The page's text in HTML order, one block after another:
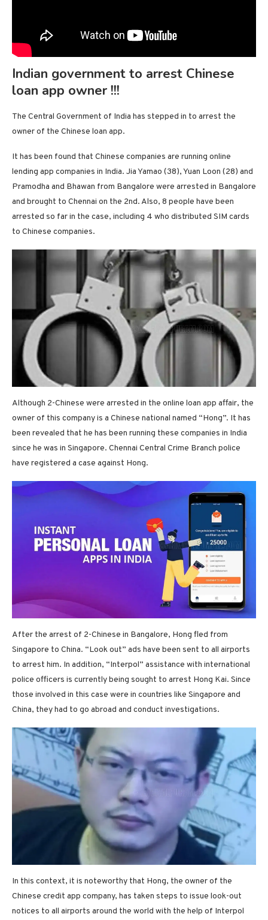
Indian government to arrest Chinese
loan app owner !!!
The Central Government of India has stepped in to arrest the
owner of the Chinese loan app.
It has been found that Chinese companies are running online
lending app companies in India. Jia Yamao (38), Yuan Loon (28) and
Pramodha and Bhawan from Bangalore were arrested in Bangalore
and brought to Chennai on the 2nd. Also, 8 people have been
arrested so far in the case, including 4 who distributed SIM cards
to Chinese companies.
Although 2-Chinese were arrested in the online loan app affair, the
owner of this company is a Chinese national named “Hong”. It has
been revealed that he has been running these companies in India
since he was in Singapore. Chennai Central Crime Branch police
have registered a case against Hong.
After the arrest of 2-Chinese in Bangalore, Hong fled from
Singapore to China. “Look out” ads have been sent to all airports
to arrest him. In addition, “Interpol” assistance with international
police officers is currently being sought to arrest Hong Kai. Since
those involved in this case were in countries like Singapore and
China, they had to go abroad and conduct investigations.
In this context, it is noteworthy that Hong, the owner of the
Chinese credit app company, has taken steps to issue look-out
notices to all airports around the world with the help of Interpol